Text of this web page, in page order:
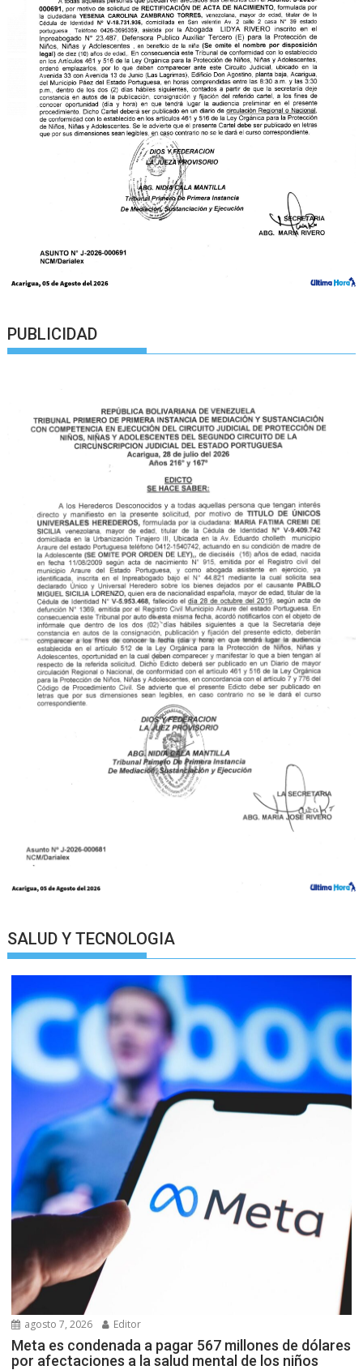
PUBLICIDAD
SALUD Y TECNOLOGIA
agosto 7, 2026 Editor
Meta es condenada a pagar 567 millones de dólares
por afectaciones a la salud mental de los niños